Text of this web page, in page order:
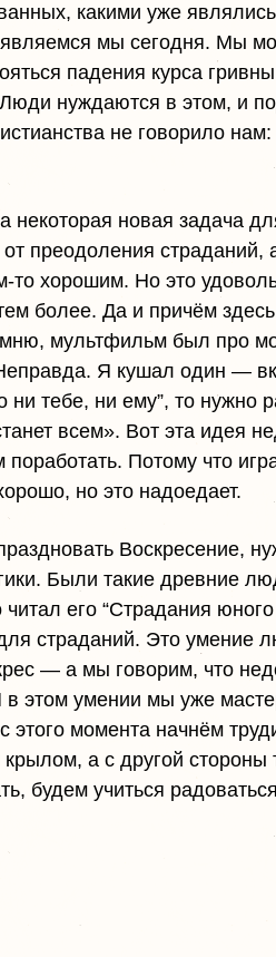
какими уже
мы сегодня. Мы
падения курса
Люди нуждаются в этом, и
не говорило
некоторая новая задача
преодоления страданий,
то хорошим. Но это
более. Да и причём
мультфильм был про
Я кушал один —
ни тебе, ни ему”, то нужно
всем». Вот эта идея
Потому что
но это надоедает.
Воскресение,
Были такие древние
читал его “Страдания
страданий. Это умение
— а мы говорим, что
этом умении мы уже
этого момента начнём
а с другой стороны
будем учиться